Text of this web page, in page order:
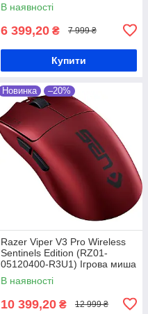
В наявності
6 399,20 ₴ 7 999 ₴
Купити
Новинка –20%
Razer Viper V3 Pro Wireless
Sentinels Edition (RZ01-
05120400-R3U1) Ігрова миша
В наявності
10 399,20 ₴ 12 999 ₴